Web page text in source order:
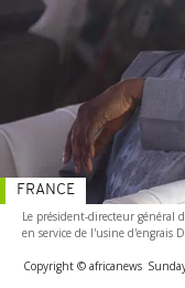
Le président-directeur général
en service de l'usine d'engrais
Copyright © africanews
FRANCE